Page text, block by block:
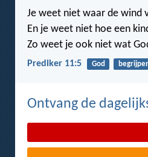
Je weet niet waar de wind
En je weet niet hoe een
Zo weet je ook niet wat
Prediker 11:5 God
Ontvang de